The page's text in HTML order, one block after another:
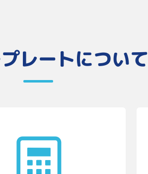
レートについて